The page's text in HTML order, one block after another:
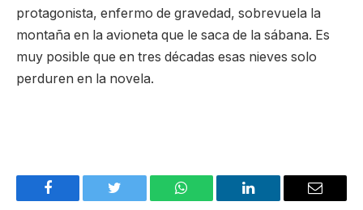
protagonista, enfermo de gravedad, sobrevuela la
montaña en la avioneta que le saca de la sábana. Es
muy posible que en tres décadas esas nieves solo
perduren en la novela.
Facebook Twitter WhatsApp LinkedIn Email